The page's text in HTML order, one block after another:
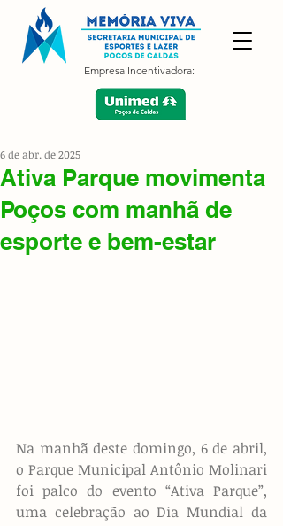
Empresa Incentivadora:
Ativa Parque movimenta
Poços com manhã de
esporte e bem-estar
6 de abr. de 2025
Na manhã deste domingo, 6 de abril,
o Parque Municipal Antônio Molinari
foi palco do evento “Ativa Parque”,
uma celebração ao Dia Mundial da